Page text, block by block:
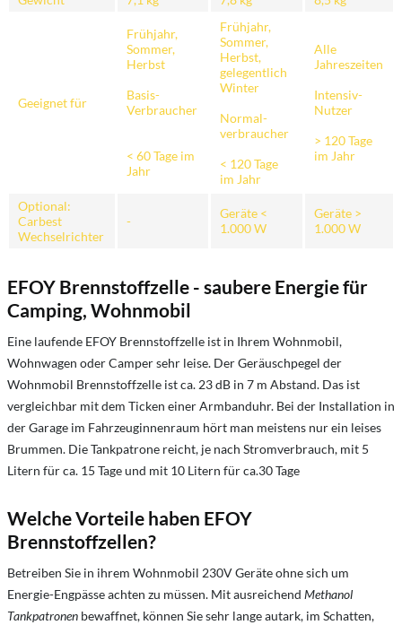
Geeignet für
Frühjahr,
Sommer,
Herbst
Basis-
Verbraucher
< 60 Tage im
Jahr
Frühjahr,
Sommer,
Herbst,
gelegentlich
Winter
Normal-
verbraucher
< 120 Tage
im Jahr
Alle
Jahreszeiten
Intensiv-
Nutzer
> 120 Tage
im Jahr
Optional:
Carbest
Wechselrichter
-
Geräte <
1.000 W
Geräte >
1.000 W
EFOY Brennstoffzelle - saubere Energie für
Camping, Wohnmobil
Eine laufende EFOY Brennstoffzelle ist in Ihrem Wohnmobil,
Wohnwagen oder Camper sehr leise. Der Geräuschpegel der
Wohnmobil Brennstoffzelle ist ca. 23 dB in 7 m Abstand. Das ist
vergleichbar mit dem Ticken einer Armbanduhr. Bei der Installation in
der Garage im Fahrzeuginnenraum hört man meistens nur ein leises
Brummen. Die Tankpatrone reicht, je nach Stromverbrauch, mit 5
Litern für ca. 15 Tage und mit 10 Litern für ca.30 Tage
Welche Vorteile haben EFOY
Brennstoffzellen?
Betreiben Sie in ihrem Wohnmobil 230V Geräte ohne sich um
Energie-Engpässe achten zu müssen. Mit ausreichend Methanol
Tankpatronen bewaffnet, können Sie sehr lange autark, im Schatten,